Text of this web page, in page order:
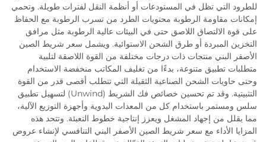
للطرود التي تظل في المستودعات أو أنظمة النقل لفترات طويلة. وتحمي
إمكانات مقاومة الرطوبة محتويات الطرد من تسرب الرطوبة مع الحفاظ
على قوة الالتصاق اللاصق حتى في البيئات عالية الرطوبة مثل مرافق
التخزين المبردة أو طرق الشحن الاستوائية. ويشمل سعر شريط الصين
الأصفر البني منتجات ذات درجات مختلفة من القوة اللاصقة لتلبية
متطلبات تطبيق متنوعة، بدءًا من تغليف المكاتب منخفضة الاستخدام
وحتى حاويات الشحن الصناعية الثقيلة التي تتطلب أقصى قدر من القوة
التثبيتية. وقد تم تحسين خصائص فك الشريط (Unwind) لتسهيل تطبيق
سلس ومستمر باستخدام كل من المعدات اليدوية وأجهزة التوزيع الآلية،
مما يقلل من إجهاد المشغل ويعزز إنتاجية خطوط التعبئة. وتتحد هذه
المزايا الأداء مع سعر شريط الصين الأصفر البني التنافسي لإنشاء عروض